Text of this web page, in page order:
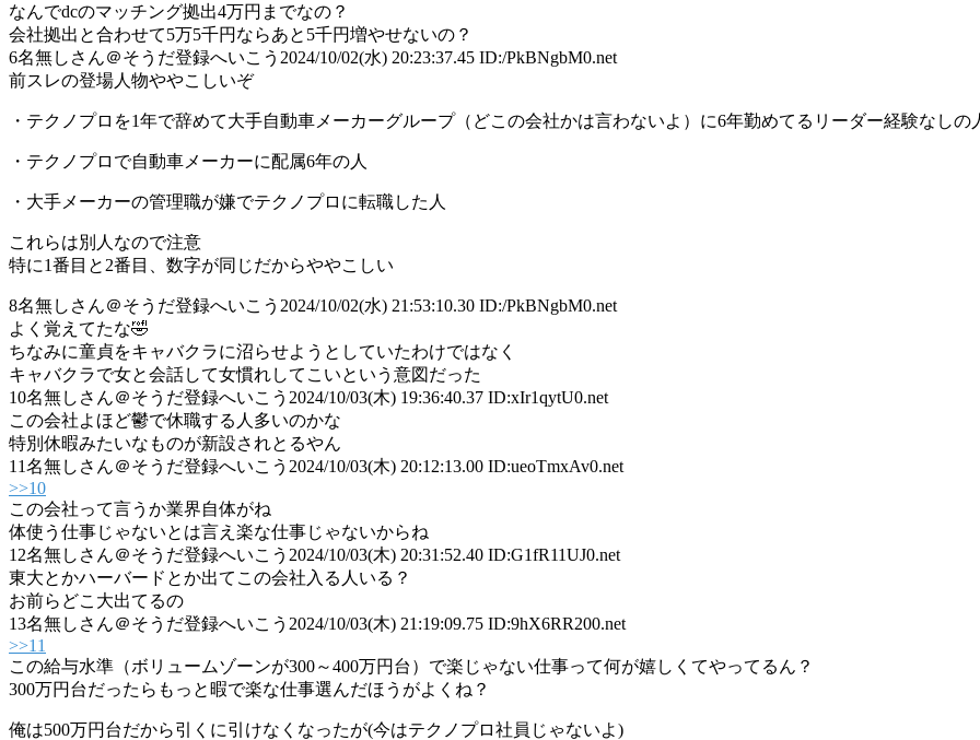
なんでdcのマッチング拠出4万円までなの？
会社拠出と合わせて5万5千円ならあと5千円増やせないの？
6名無しさん＠そうだ登録へいこう 2024/10/02(水) 20:23:37.45 ID:/PkBNgbM0.net
前スレの登場人物ややこしいぞ
・テクノプロを1年で辞めて大手自動車メーカーグループ（どこの会社かは言わないよ）に6年勤めてるリーダー経験なしの
・テクノプロで自動車メーカーに配属6年の人
・大手メーカーの管理職が嫌でテクノプロに転職した人
これらは別人なので注意
特に1番目と2番目、数字が同じだからややこしい
8名無しさん＠そうだ登録へいこう 2024/10/02(水) 21:53:10.30 ID:/PkBNgbM0.net
よく覚えてたな🤣
ちなみに童貞をキャバクラに沼らせようとしていたわけではなく
キャバクラで女と会話して女慣れしてこいという意図だった
10名無しさん＠そうだ登録へいこう 2024/10/03(木) 19:36:40.37 ID:xIr1qytU0.net
この会社よほど鬱で休職する人多いのかな
特別休暇みたいなものが新設されとるやん
11名無しさん＠そうだ登録へいこう 2024/10/03(木) 20:12:13.00 ID:ueoTmxAv0.net
>>10
この会社って言うか業界自体がね
体使う仕事じゃないとは言え楽な仕事じゃないからね
12名無しさん＠そうだ登録へいこう 2024/10/03(木) 20:31:52.40 ID:G1fR11UJ0.net
東大とかハーバードとか出てこの会社入る人いる？
お前らどこ大出てるの
13名無しさん＠そうだ登録へいこう 2024/10/03(木) 21:19:09.75 ID:9hX6RR200.net
>>11
この給与水準（ボリュームゾーンが300～400万円台）で楽じゃない仕事って何が嬉しくてやってるん？
300万円台だったらもっと暇で楽な仕事選んだほうがよくね？
俺は500万円台だから引くに引けなくなったが(今はテクノプロ社員じゃないよ)